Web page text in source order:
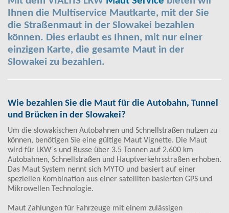
Ihnen die Multiservice Mautkarte, mit der Sie
die Straßenmaut in der Slowakei bezahlen
können. Dies erlaubt es Ihnen, mit nur einer
einzigen Karte, die gesamte Maut in der
Slowakei zu bezahlen.
Wie bezahlen Sie die Maut für die Autobahn, Tunnel
und Brücken in der Slowakei?
Um die slowakischen Autobahnen und Schnellstraßen nutzen zu
können, benötigen Sie eine gültige Maut Vignette. Die Maut
wird für LKW´s und Busse über 3.5 Tonnen auf 2.600 km
Autobahnen, Schnellstraßen und Hauptverkehrsstraßen erhoben.
Das Maut System nennt sich MYTO und basiert auf einer
speziellen Kombination aus einer satelliten basierten GPS und
Mikrowellen Technologie.
Maut Zahlungen für Fahrzeuge mit einem zulässigen